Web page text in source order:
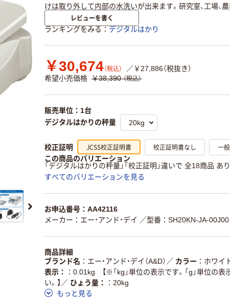
けは取り外して内部の水洗いが出来ます。研究室、工場、
レビューを書く
ランキングをみる デジタルはかり
￥30,674（税込）
／￥27,886（税抜き）
希望小売価格 ￥38,390 （税込）
販売単位：1台
デジタルはかりの秤量
校正証明 JCSS校正証明書 校正証明書なし 一
この商品のバリエーション
「デジタルはかりの秤量」「校正証明」違いで 全18商品 あり
すべてのバリエーションを見る
お申込番号：AA42116
メーカー：エー・アンド・デイ ／型番：SH20KN-JA-00J00
商品詳細
ブランド名
エー・アンド・デイ（A&D） ／ カラー ホワイ
表示：
0.01kg 【※「kg」単位の表示です。「g」単位の
い。】 ／ ひょう量：
20kg
もっと見る